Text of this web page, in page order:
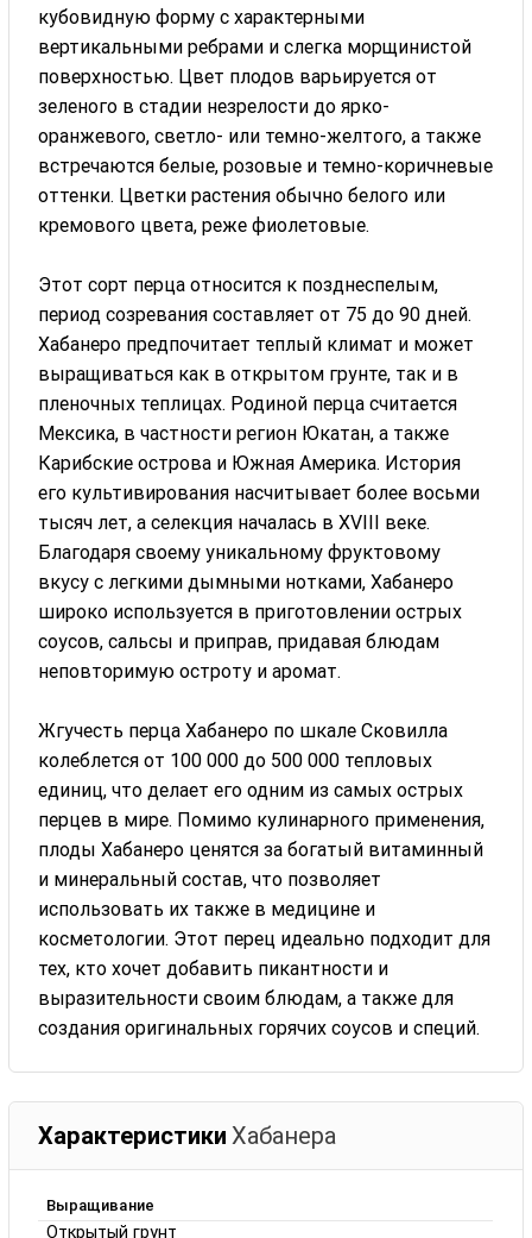
кубовидную форму с характерными
вертикальными ребрами и слегка морщинистой
поверхностью. Цвет плодов варьируется от
зеленого в стадии незрелости до ярко-
оранжевого, светло- или темно-желтого, а также
встречаются белые, розовые и темно-коричневые
оттенки. Цветки растения обычно белого или
кремового цвета, реже фиолетовые.
Этот сорт перца относится к позднеспелым,
период созревания составляет от 75 до 90 дней.
Хабанеро предпочитает теплый климат и может
выращиваться как в открытом грунте, так и в
пленочных теплицах. Родиной перца считается
Мексика, в частности регион Юкатан, а также
Карибские острова и Южная Америка. История
его культивирования насчитывает более восьми
тысяч лет, а селекция началась в XVIII веке.
Благодаря своему уникальному фруктовому
вкусу с легкими дымными нотками, Хабанеро
широко используется в приготовлении острых
соусов, сальсы и приправ, придавая блюдам
неповторимую остроту и аромат.
Жгучесть перца Хабанеро по шкале Сковилла
колеблется от 100 000 до 500 000 тепловых
единиц, что делает его одним из самых острых
перцев в мире. Помимо кулинарного применения,
плоды Хабанеро ценятся за богатый витаминный
и минеральный состав, что позволяет
использовать их также в медицине и
косметологии. Этот перец идеально подходит для
тех, кто хочет добавить пикантности и
выразительности своим блюдам, а также для
создания оригинальных горячих соусов и специй.
Характеристики Хабанера
Выращивание
Открытый грунт